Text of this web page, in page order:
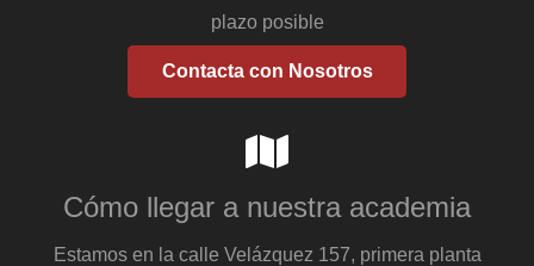
plazo posible
Contacta con Nosotros
Cómo llegar a nuestra academia
Estamos en la calle Velázquez 157, primera planta